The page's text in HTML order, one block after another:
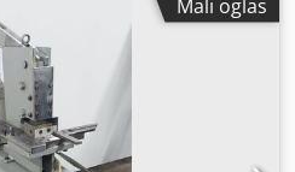
90° Hod: 28 mm Površina
graničnici - Dužina poluge:
od 500 mm
380 x 1000 mm (sa polugom 650
Dobar stanje
Mali oglas